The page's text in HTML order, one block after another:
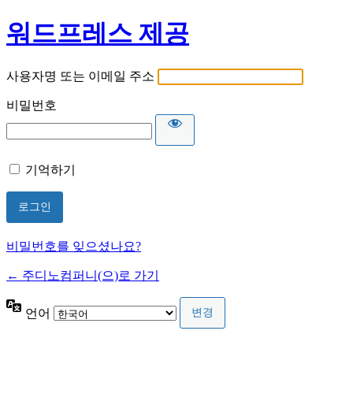
워드프레스 제공
사용자명 또는 이메일 주소
비밀번호
기억하기
비밀번호를 잊으셨나요?
← 주디노컴퍼니(으)로 가기
언어